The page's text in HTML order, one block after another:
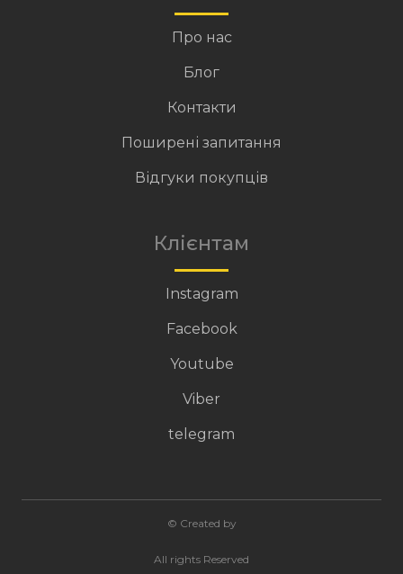
Про нас
Блог
Контакти
Поширені запитання
Відгуки покупців
Клієнтам
Instagram
Facebook
Youtube
Viber
telegram
© Created by
All rights Reserved